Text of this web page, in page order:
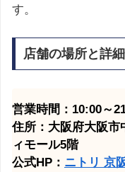
す。
店舗の場所と詳
営業時間：10:00～
住所：大阪府大阪
ィモール5階
公式HP： ニトリ 京